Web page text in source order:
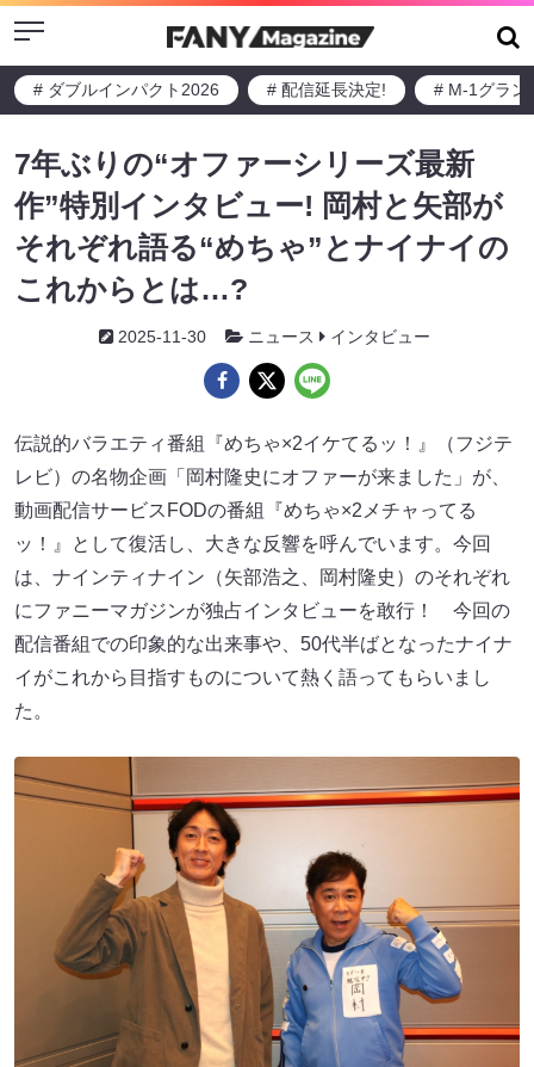
Menu
# ダブルインパクト2026 # 配信延長決定! # M-1グラン
7年ぶりの“オファーシリーズ最新
作”特別インタビュー! 岡村と矢部が
それぞれ語る“めちゃ”とナイナイの
これからとは…?
2025-11-30 ニュース インタビュー
伝説的バラエティ番組『めちゃ×2イケてるッ！』（フジテ
レビ）の名物企画「岡村隆史にオファーが来ました」が、
動画配信サービスFODの番組『めちゃ×2メチャってる
ッ！』として復活し、大きな反響を呼んでいます。今回
は、ナインティナイン（矢部浩之、岡村隆史）のそれぞれ
にファニーマガジンが独占インタビューを敢行！ 今回の
配信番組での印象的な出来事や、50代半ばとなったナイナ
イがこれから目指すものについて熱く語ってもらいまし
た。